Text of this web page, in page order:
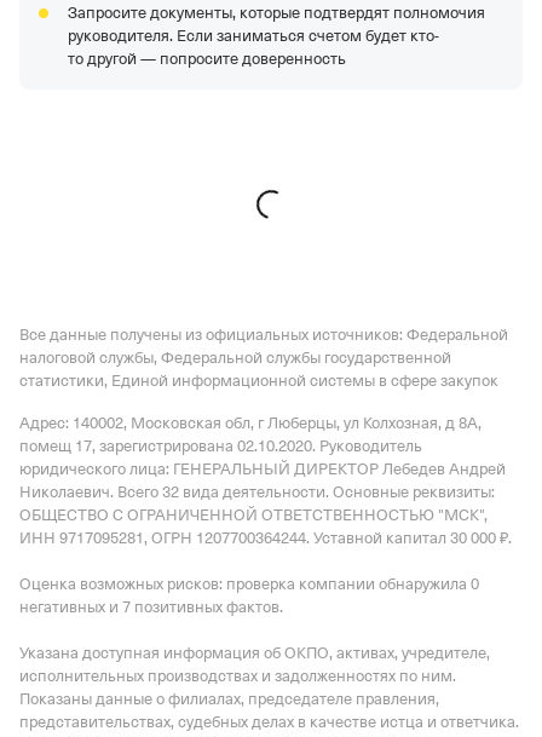
Запросите документы, которые подтвердят полномочия
руководителя. Если заниматься счетом будет кто-
то другой — попросите доверенность
Все данные получены из официальных источников: Федеральной
налоговой службы, Федеральной службы государственной
статистики, Единой информационной системы в сфере закупок
Адрес: 140002, Московская обл, г Люберцы, ул Колхозная, д 8А,
помещ 17, зарегистрирована 02.10.2020. Руководитель
юридического лица: ГЕНЕРАЛЬНЫЙ ДИРЕКТОР Лебедев Андрей
Николаевич. Всего 32 вида деятельности. Основные реквизиты:
ОБЩЕСТВО С ОГРАНИЧЕННОЙ ОТВЕТСТВЕННОСТЬЮ "МСК",
ИНН 9717095281, ОГРН 1207700364244. Уставной капитал 30 000 ₽.
Оценка возможных рисков: проверка компании обнаружила 0
негативных и 7 позитивных фактов.
Указана доступная информация об ОКПО, активах, учредителе,
исполнительных производствах и задолженностях по ним.
Показаны данные о филиалах, председателе правления,
представительствах, судебных делах в качестве истца и ответчика.